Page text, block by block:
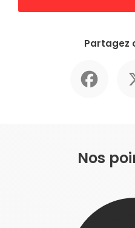
Partagez
Nos